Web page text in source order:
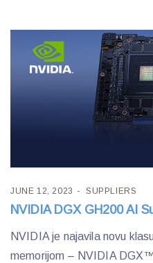
JUNE 12, 2023 SUPPLIERS
NVIDIA DGX GH200 AI
NVIDIA je najavila novu
memorijom – NVIDIA